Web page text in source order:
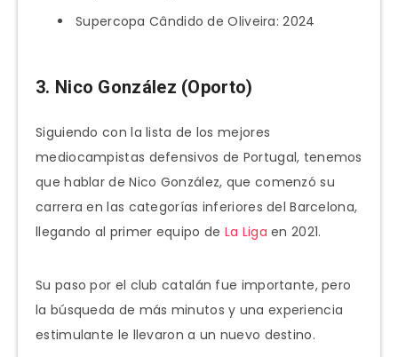
Supercopa Cândido de Oliveira: 2024
3. Nico González (Oporto)
Siguiendo con la lista de los mejores
mediocampistas defensivos de Portugal, tenemos
que hablar de Nico González, que comenzó su
carrera en las categorías inferiores del Barcelona,
llegando al primer equipo de La Liga en 2021.
Su paso por el club catalán fue importante, pero
la búsqueda de más minutos y una experiencia
estimulante le llevaron a un nuevo destino.